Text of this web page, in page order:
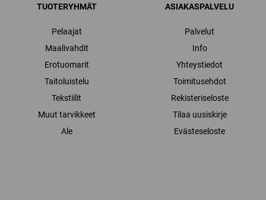
TUOTERYHMÄT
Pelaajat
Maalivahdit
Erotuomarit
Taitoluistelu
Tekstiilit
Muut tarvikkeet
Ale
ASIAKASPALVELU
Palvelut
Info
Yhteystiedot
Toimitusehdot
Rekisteriseloste
Tilaa uusiskirje
Evästeseloste